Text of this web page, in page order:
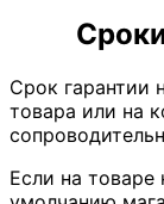
Срок гарантии
товара или на
Если на товаре